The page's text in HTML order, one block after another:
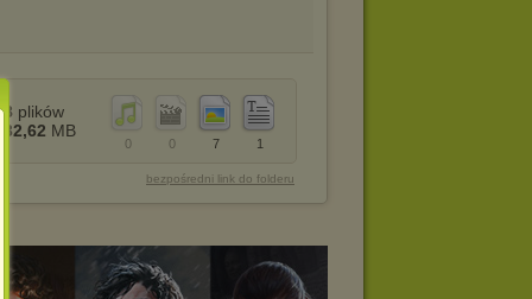
1
7
0
0
8 plików
32,62 MB
bezpośredni link do folderu